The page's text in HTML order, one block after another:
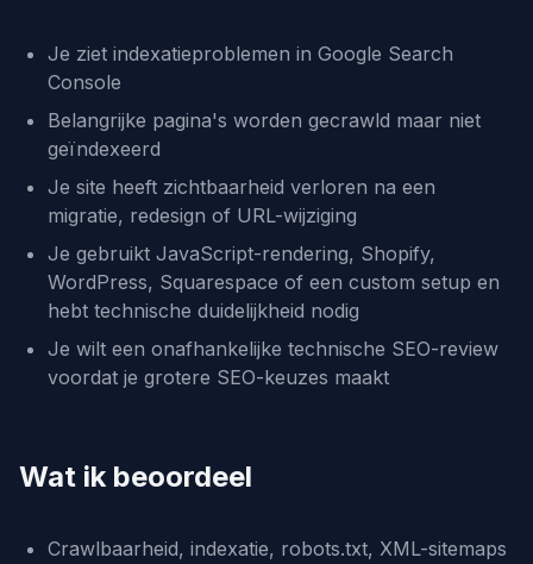
Je ziet indexatieproblemen in Google Search
Console
Belangrijke pagina's worden gecrawld maar niet
geïndexeerd
Je site heeft zichtbaarheid verloren na een
migratie, redesign of URL-wijziging
Je gebruikt JavaScript-rendering, Shopify,
WordPress, Squarespace of een custom setup en
hebt technische duidelijkheid nodig
Je wilt een onafhankelijke technische SEO-review
voordat je grotere SEO-keuzes maakt
Wat ik beoordeel
Crawlbaarheid, indexatie, robots.txt, XML-sitemaps